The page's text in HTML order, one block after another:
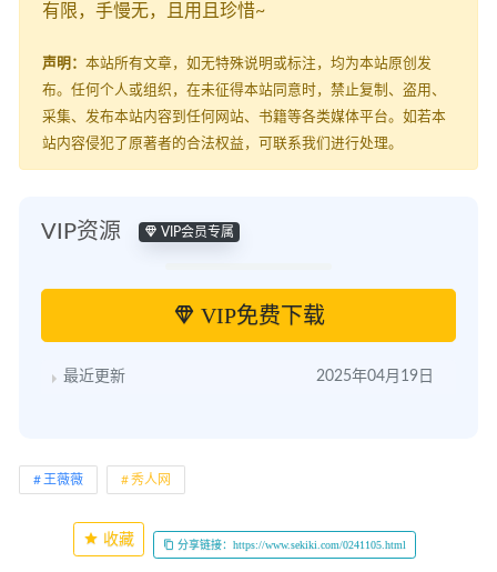
有限，手慢无，且用且珍惜~
声明： 本站所有文章，如无特殊说明或标注，均为本站原创发
布。任何个人或组织，在未征得本站同意时，禁止复制、盗用、
采集、发布本站内容到任何网站、书籍等各类媒体平台。如若本
站内容侵犯了原著者的合法权益，可联系我们进行处理。
VIP资源 VIP会员专属
VIP免费下载
最近更新 2025年04月19日
王薇薇 秀人网
收藏 分享链接：https://www.sekiki.com/0241105.html